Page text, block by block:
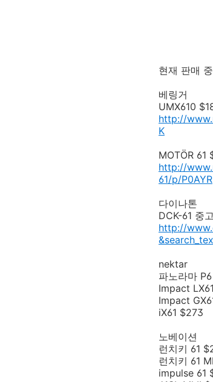
현재 판매
베링거
UMX610
http://
K
MOTÖR 61
http://
61/p/P0AYR
다이나톤
DCK-61 중
http://
nektar
파노라마
Impact
Impact
iX61 $273
노베이션
런치키 61
런치키 61
impulse 61